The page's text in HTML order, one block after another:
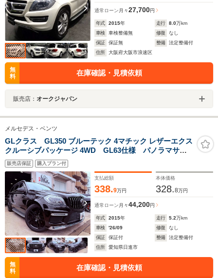
通常ローン 月々27,700円
年式 2015年 走行 8.0万km
車検
車検整備無 修復
なし
保証
保証無 整備
法定整備付
住所
大阪府大阪市浪速区
無
料
在庫確認・見積依頼
販売店： オークジャパン
メルセデス・ベンツ
GLクラス GL350 ブルーテック 4マチック レザーエクス
クルーシブパッケージ 4WD GL63仕様 パノラマサン
ルーフ AMG21インチアルミ パナメリカーナグリル
アンドロイドナビ 3列シート ベージュレザー パワー
バックドア リアモニターフルセグ Bカメラ ETC
YOU TUBE
販売店保証 購入プラン付
支払総額
338.9万円
本体価格
328.8万円
通常ローン 月々44,200円
年式 2015年 走行 5.2万km
車検
'26/09 修復
なし
保証
保証付 整備
法定整備付
住所
愛知県日進市
無
料
在庫確認・見積依頼